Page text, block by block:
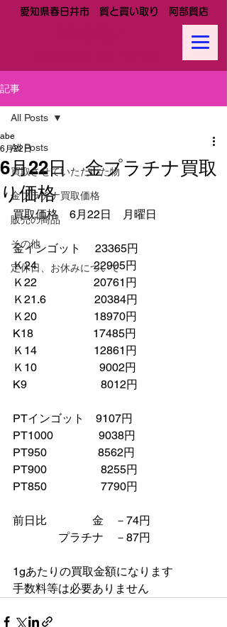
愛知県春日井市 質と買い取り 阿部質店
記事
All Posts
買取させていただいた物
金プラチナ買取価格
販売の商品
その他
定休日、お休みについて
All Posts
6月22日 金プラチナ買取
り価格
abe
6月22日
買取価格　6月22日　月曜日
金インゴット　 23365円
Ｋ24　　　　　22905円
Ｋ22　　　　　20761円
Ｋ21.6　　　　 20384円
Ｋ20　　　　　18970円
K18　　　　　 17485円
Ｋ14　　　　　12861円
Ｋ10　　　　　  9002円
K9　　　　　　  8012円
PTインゴット    9107円
PT1000　　　    9038円
PT950　　          8562円
PT900　　　　   8255円
PT850　　　　   7790円
前日比　　　　金　－74円
プラチナ    －87円
1gあたりの買取金額になります
手数料等は必要ありません